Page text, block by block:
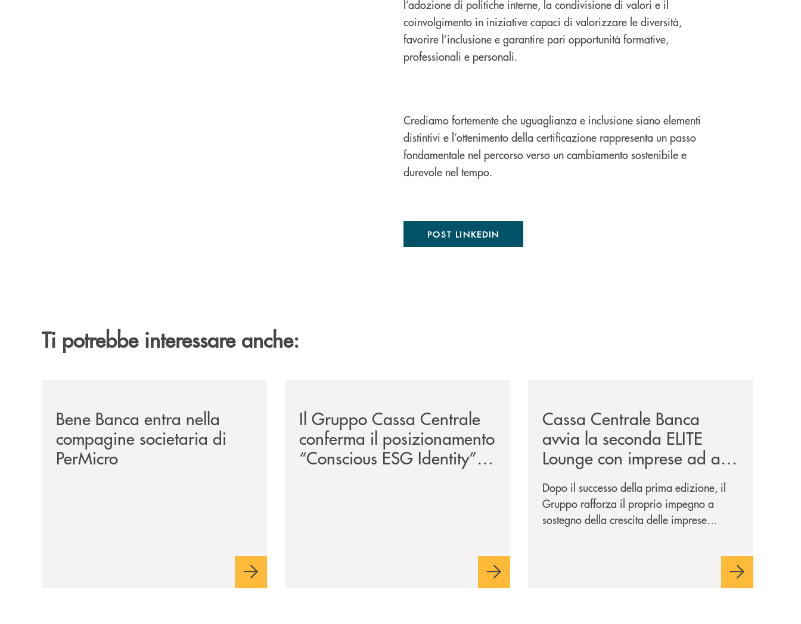
l’adozione di politiche interne, la condivisione di valori e il
coinvolgimento in iniziative capaci di valorizzare le diversità,
favorire l’inclusione e garantire pari opportunità formative,
professionali e personali.
Crediamo fortemente che uguaglianza e inclusione siano elementi
distintivi e l’ottenimento della certificazione rappresenta un passo
fondamentale nel percorso verso un cambiamento sostenibile e
durevole nel tempo.
POST LINKEDIN
Ti potrebbe interessare anche:
Bene Banca entra nella
compagine societaria di
PerMicro
Il Gruppo Cassa Centrale
conferma il posizionamento
“Conscious ESG Identity”
nell’ESG Identity Corporate
Cassa Centrale Banca
avvia la seconda ELITE
Lounge con imprese ad alto
potenziale
Dopo il successo della prima edizione, il
Gruppo rafforza il proprio impegno a
sostegno della crescita delle imprese